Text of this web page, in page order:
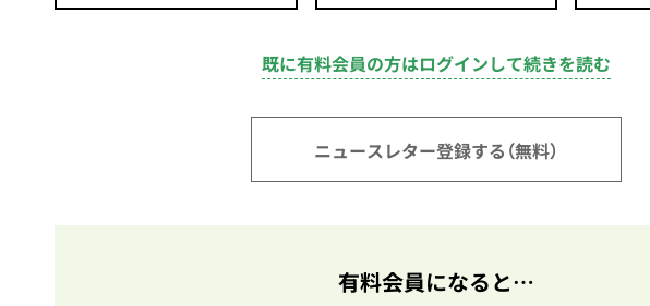
既に有料会員の方はログインして続きを読む
ニュースレター登録する（無料）
有料会員になると…